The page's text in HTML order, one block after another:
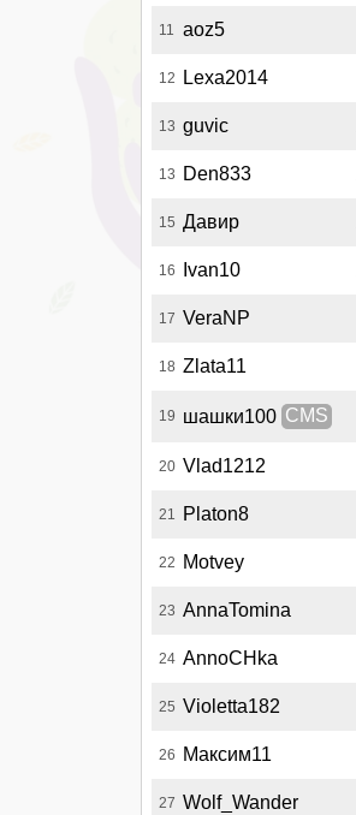
11 aoz5
12 Lexa2014
13 guvic
13 Den833
15 Давир
16 Ivan10
17 VeraNP
18 Zlata11
19 шашки100 CMS
20 Vlad1212
21 Platon8
22 Motvey
23 AnnaTomina
24 AnnoCHka
25 Violetta182
26 Максим11
27 Wolf_Wander